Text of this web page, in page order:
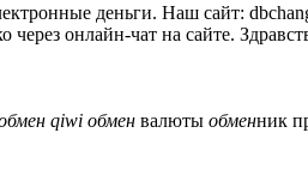
деньги. Наш сайт:
онлайн-чат на сайте.
qiwi обмен валюты обменник